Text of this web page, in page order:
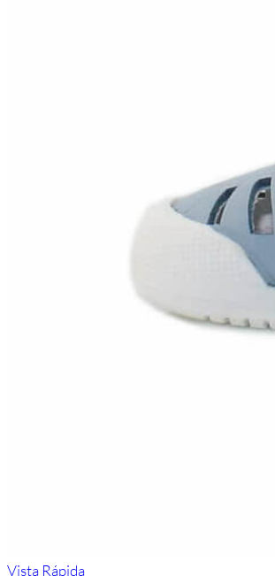
Vista Rápida